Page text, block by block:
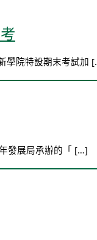
學院特設期末考試加
發展局承辦的「 […]